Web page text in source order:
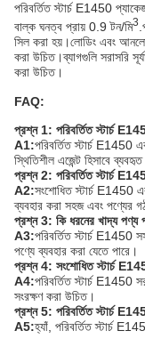
পরিবর্তিত স্টার্চ E1450
বাল্ক ঘনত্ব প্রায় 0.9 টন/মি3
সিল করা হয়।লোডিং এবং
করা উচিত।ব্যাগগুলি সরাসরি
করা উচিত।
FAQ:
প্রশ্ন 1: পরিবর্তিত স্টার্চ
A1:পরিবর্তিত স্টার্চ E1450
স্থিতিশীল এজেন্ট হিসাবে
প্রশ্ন 2: পরিবর্তিত স্টার্চ
A2:সংশোধিত স্টার্চ E1450
ব্যবহার করা সহজ এবং পণ্যের
প্রশ্ন 3: কি ধরনের খাদ্য পণ্য
A3:পরিবর্তিত স্টার্চ E1450
পণ্যে ব্যবহার করা যেতে পারে।
প্রশ্ন 4: সংশোধিত স্টার্চ
A4:পরিবর্তিত স্টার্চ E1450
সংরক্ষণ করা উচিত।
প্রশ্ন 5: পরিবর্তিত স্টার্চ
A5:হ্যাঁ, পরিবর্তিত স্টার্চ